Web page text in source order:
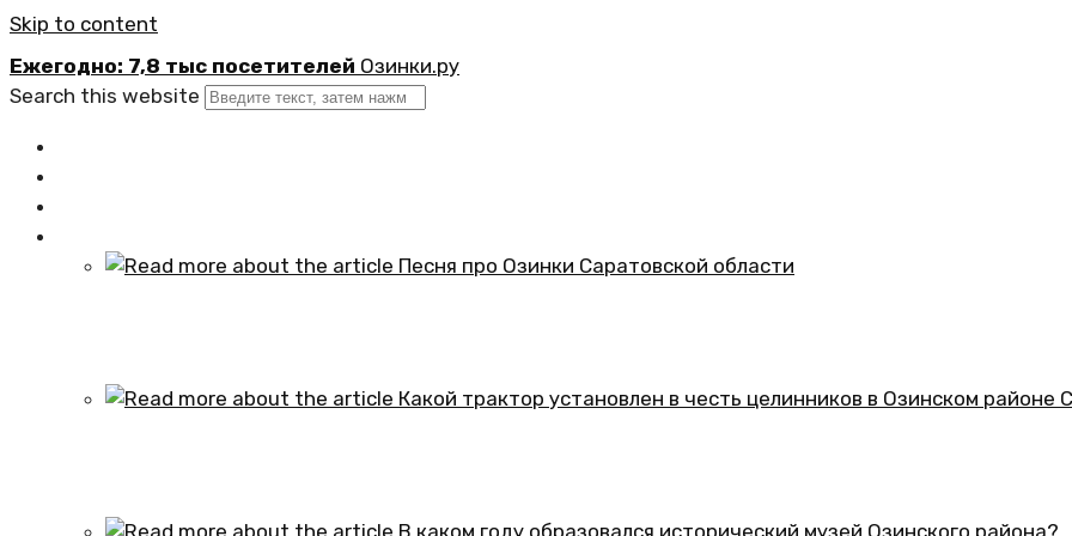
Skip to content
Ежегодно: 7,8 тыс посетителей Озинки.ру
Search this website